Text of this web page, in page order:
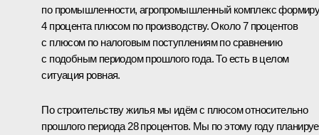
по промышленности, агропромышленный комплекс
4 процента плюсом по производству. Около 7 процентов
с плюсом по налоговым поступлениям по сравнению
с подобным периодом прошлого года. То есть в целом
ситуация ровная.
По строительству жилья мы идём с плюсом относительно
прошлого периода 28 процентов. Мы по этому году